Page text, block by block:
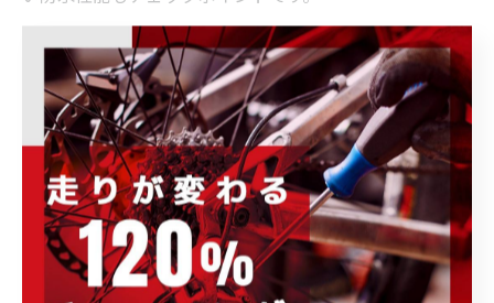
地域の気候や冬季の積雪も考慮し、タイヤの太さや滑り
止め性能も比較しましょう。地形や気候に最適化された
E-バイク選びが、群馬県での快適な移動や観光体験をサ
ポートします。
質問に基づくE-バイク選びの秘訣
E-バイク選びで失敗しないためには、自分や家族の利用
目的、体格、走行エリアの地形を具体的にイメージして
質問を整理することが大切です。例えば「坂道が多くて